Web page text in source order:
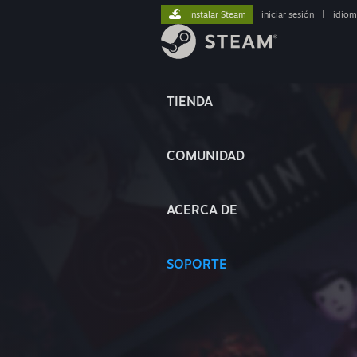
TIENDA
COMUNIDAD
ACERCA DE
SOPORTE
Instalar Steam iniciar sesión